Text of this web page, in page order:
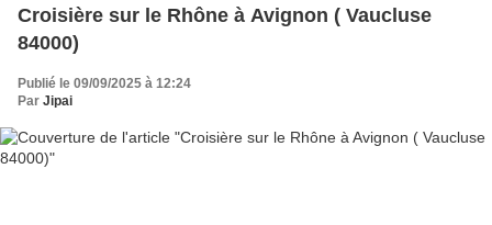
Croisière sur le Rhône à Avignon ( Vaucluse
84000)
Publié le 09/09/2025 à 12:24
Par Jipai